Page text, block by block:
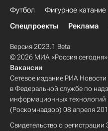
Футбол Фигурное катание
Спецпроекты
Реклама
Версия 2023.1 Beta
© 2026 МИА «Россия сегодня»
Вакансии
Сетевое издание РИА Новости
в Федеральной службе по
информационных
(Роскомнадзор) 08 апреля
Свидетельство о